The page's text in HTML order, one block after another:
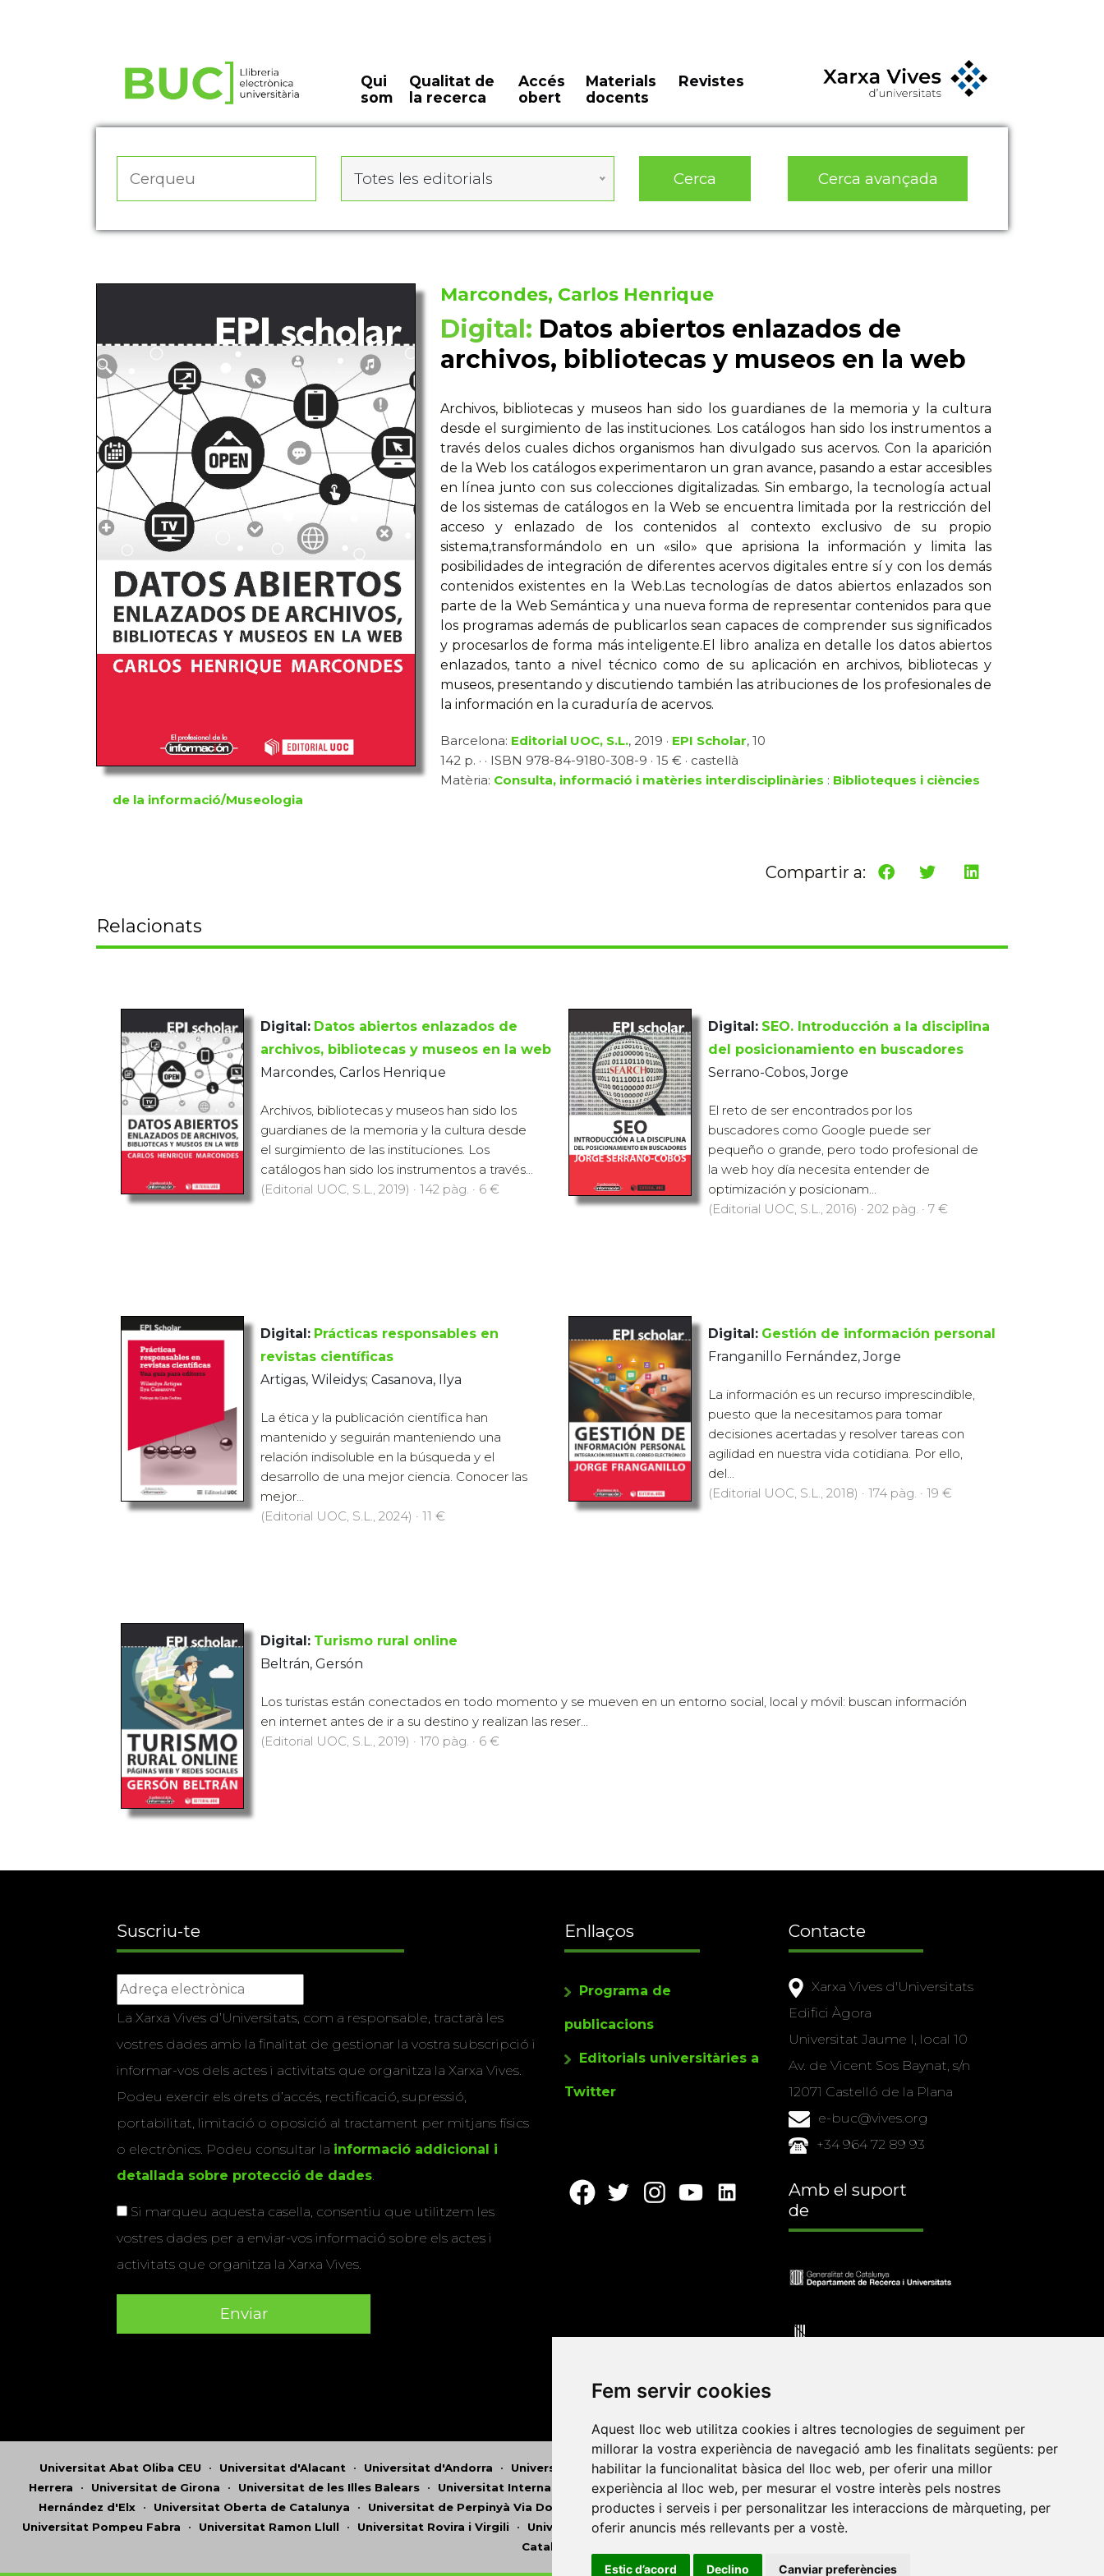
Fem servir cookies
Aquest lloc web utilitza cookies i altres tecnologies de seguiment per
millorar la vostra experiència de navegació amb les finalitats següents: per
habilitar la funcionalitat bàsica del lloc web, per oferir una millor
experiència al lloc web, per mesurar el vostre interès pels nostres
productes i serveis i per personalitzar les interaccions de màrqueting, per
oferir anuncis més rellevants per a vostè.
Estic d’acord Declino Canviar preferències
Qui
som
Qualitat de
la recerca
Accés
obert
Materials
docents
Revistes
Totes les editorials Cerca Cerca avançada
Marcondes, Carlos Henrique
Digital: Datos abiertos enlazados de
archivos, bibliotecas y museos en la web
Archivos, bibliotecas y museos han sido los guardianes de la memoria y la cultura
desde el surgimiento de las instituciones. Los catálogos han sido los instrumentos a
través delos cuales dichos organismos han divulgado sus acervos. Con la aparición
de la Web los catálogos experimentaron un gran avance, pasando a estar accesibles
en línea junto con sus colecciones digitalizadas. Sin embargo, la tecnología actual
de los sistemas de catálogos en la Web se encuentra limitada por la restricción del
acceso y enlazado de los contenidos al contexto exclusivo de su propio
sistema,transformándolo en un «silo» que aprisiona la información y limita las
posibilidades de integración de diferentes acervos digitales entre sí y con los demás
contenidos existentes en la Web.Las tecnologías de datos abiertos enlazados son
parte de la Web Semántica y una nueva forma de representar contenidos para que
los programas además de publicarlos sean capaces de comprender sus significados
y procesarlos de forma más inteligente.El libro analiza en detalle los datos abiertos
enlazados, tanto a nivel técnico como de su aplicación en archivos, bibliotecas y
museos, presentando y discutiendo también las atribuciones de los profesionales de
la información en la curaduría de acervos.
Barcelona: Editorial UOC, S.L., 2019 · EPI Scholar, 10
142 p. · · ISBN 978-84-9180-308-9 · 15 € · castellà
Matèria: Consulta, informació i matèries interdisciplinàries : Biblioteques i ciències
de la informació/Museologia
Compartir a:
Relacionats
Digital: Datos abiertos enlazados de
archivos, bibliotecas y museos en la web
Marcondes, Carlos Henrique
Archivos, bibliotecas y museos han sido los
guardianes de la memoria y la cultura desde
el surgimiento de las instituciones. Los
catálogos han sido los instrumentos a través...
(Editorial UOC, S.L., 2019) · 142 pàg. · 6 €
Digital: SEO. Introducción a la disciplina
del posicionamiento en buscadores
Serrano-Cobos, Jorge
El reto de ser encontrados por los
buscadores como Google puede ser
pequeño o grande, pero todo profesional de
la web hoy día necesita entender de
optimización y posicionam...
(Editorial UOC, S.L., 2016) · 202 pàg. · 7 €
Digital: Prácticas responsables en
revistas científicas
Artigas, Wileidys; Casanova, Ilya
La ética y la publicación científica han
mantenido y seguirán manteniendo una
relación indisoluble en la búsqueda y el
desarrollo de una mejor ciencia. Conocer las
mejor...
(Editorial UOC, S.L., 2024) · 11 €
Digital: Gestión de información personal
Franganillo Fernández, Jorge
La información es un recurso imprescindible,
puesto que la necesitamos para tomar
decisiones acertadas y resolver tareas con
agilidad en nuestra vida cotidiana. Por ello,
del...
(Editorial UOC, S.L., 2018) · 174 pàg. · 19 €
Digital: Turismo rural online
Beltrán, Gersón
Los turistas están conectados en todo momento y se mueven en un entorno social, local y móvil: buscan información
en internet antes de ir a su destino y realizan las reser...
(Editorial UOC, S.L., 2019) · 170 pàg. · 6 €
Suscriu-te
La Xarxa Vives d’Universitats, com a responsable, tractarà les
vostres dades amb la finalitat de gestionar la vostra subscripció i
informar-vos dels actes i activitats que organitza la Xarxa Vives.
Podeu exercir els drets d’accés, rectificació, supressió,
portabilitat, limitació o oposició al tractament per mitjans físics
o electrònics. Podeu consultar la informació addicional i
detallada sobre protecció de dades.
Si marqueu aquesta casella, consentiu que utilitzem les
vostres dades per a enviar-vos informació sobre els actes i
activitats que organitza la Xarxa Vives.
Enllaços
Programa de
publicacions
Editorials universitàries a
Twitter
Contacte
Xarxa Vives d'Universitats
Edifici Àgora
Universitat Jaume I, local 10
Av. de Vicent Sos Baynat, s/n
12071 Castelló de la Plana
e-buc@vives.org
+34 964 72 89 93
Amb el suport
de
Universitat Abat Oliba CEU • Universitat d'Alacant • Universitat d'Andorra • Universitat Autònoma de Barcelona•Universitat de Barcelona•Universitat CEU Cardenal
Herrera • Universitat de Girona • Universitat de les Illes Balears • Universitat Internacional de Catalunya•Universitat Jaume I•Universitat de Lleida•Universitat Miguel
Hernández d'Elx • Universitat Oberta de Catalunya • Universitat de Perpinyà Via Domitia •Universitat Politècnica de Catalunya•Universitat Politècnica de València•
Universitat Pompeu Fabra • Universitat Ramon Llull • Universitat Rovira i Virgili • Universitat de Sàsser•Universitat de València•Universitat de Vic - Universitat Central de
Catalunya